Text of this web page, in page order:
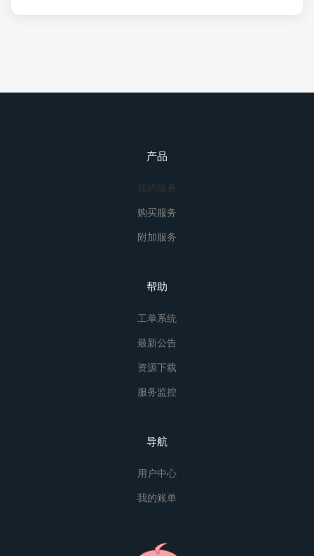
产品
我的服务
购买服务
附加服务
帮助
工单系统
最新公告
资源下载
服务监控
导航
用户中心
我的账单